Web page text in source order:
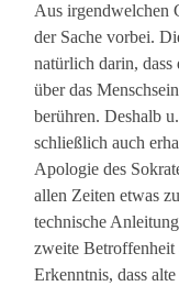
Aus irgendwelchen
der Sache vorbei.
natürlich darin, dass
über das
berühren. Deshalb
schließlich auch
Apologie des
allen Zeiten etwas
technische
zweite Betroffenheit
Erkenntnis, dass